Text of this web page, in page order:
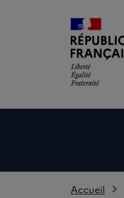
Accueil